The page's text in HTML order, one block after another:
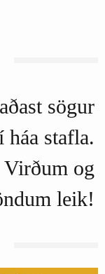
sögur
í háa stafla.
Virðum og
leik!